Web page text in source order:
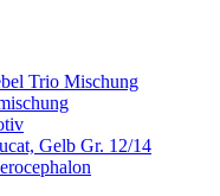
Trio Mischung
Gelb Gr. 12/14